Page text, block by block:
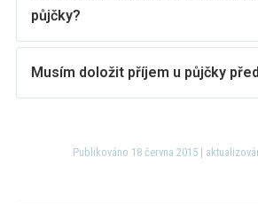
půjčky?
Musím doložit příjem u půjčky
Publikováno 18 června 2015 |